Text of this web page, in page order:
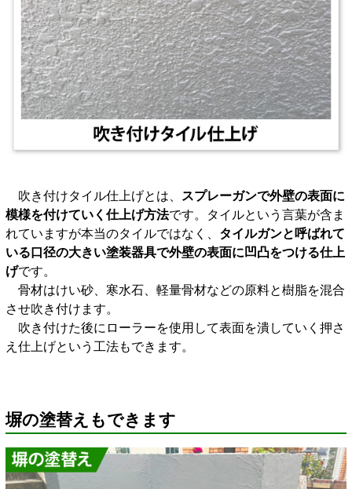
吹き付けタイル仕上げとは、
スプレーガンで外壁の表面に
模様を付けていく仕上げ方法です。タイルという言葉が含ま
れていますが本当のタイルではなく、 タイルガンと呼ばれて
いる口径の大きい塗装器具で外壁の表面に凹凸をつける仕上
げです。
骨材はけい砂、寒水石、軽量骨材などの原料と樹脂を混合
させ吹き付けます。
吹き付けた後にローラーを使用して表面を潰していく押さ
え仕上げという工法もできます。
塀の塗替えもできます